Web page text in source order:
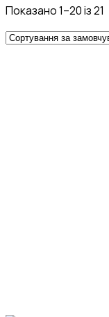
Показано 1–20 із 21